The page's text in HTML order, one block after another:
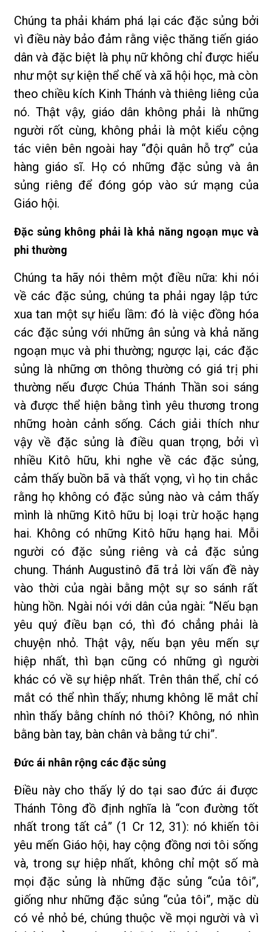
Chúng ta phải khám phá lại các đặc sủng bởi
vì điều này bảo đảm rằng việc thăng tiến giáo
dân và đặc biệt là phụ nữ không chỉ được hiểu
như một sự kiện thể chế và xã hội học, mà còn
theo chiều kích Kinh Thánh và thiêng liêng của
nó. Thật vậy, giáo dân không phải là những
người rốt cùng, không phải là một kiểu cộng
tác viên bên ngoài hay “đội quân hỗ trợ” của
hàng giáo sĩ. Họ có những đặc sủng và ân
sủng riêng để đóng góp vào sứ mạng của
Giáo hội.
Đặc sủng không phải là khả năng ngoạn mục và
phi thường
Chúng ta hãy nói thêm một điều nữa: khi nói
về các đặc sủng, chúng ta phải ngay lập tức
xua tan một sự hiểu lầm: đó là việc đồng hóa
các đặc sủng với những ân sủng và khả năng
ngoạn mục và phi thường; ngược lại, các đặc
sủng là những ơn thông thường có giá trị phi
thường nếu được Chúa Thánh Thần soi sáng
và được thể hiện bằng tình yêu thương trong
những hoàn cảnh sống. Cách giải thích như
vậy về đặc sủng là điều quan trọng, bởi vì
nhiều Kitô hữu, khi nghe về các đặc sủng,
cảm thấy buồn bã và thất vọng, vì họ tin chắc
rằng họ không có đặc sủng nào và cảm thấy
mình là những Kitô hữu bị loại trừ hoặc hạng
hai. Không có những Kitô hữu hạng hai. Mỗi
người có đặc sủng riêng và cả đặc sủng
chung. Thánh Augustinô đã trả lời vấn đề này
vào thời của ngài bằng một sự so sánh rất
hùng hồn. Ngài nói với dân của ngài: “Nếu bạn
yêu quý điều bạn có, thì đó chẳng phải là
chuyện nhỏ. Thật vậy, nếu bạn yêu mến sự
hiệp nhất, thì bạn cũng có những gì người
khác có về sự hiệp nhất. Trên thân thể, chỉ có
mắt có thể nhìn thấy; nhưng không lẽ mắt chỉ
nhìn thấy bằng chính nó thôi? Không, nó nhìn
bằng bàn tay, bàn chân và bằng tứ chi”.
Đức ái nhân rộng các đặc sủng
Điều này cho thấy lý do tại sao đức ái được
Thánh Tông đồ định nghĩa là “con đường tốt
nhất trong tất cả” (1 Cr 12, 31): nó khiến tôi
yêu mến Giáo hội, hay cộng đồng nơi tôi sống
và, trong sự hiệp nhất, không chỉ một số mà
mọi đặc sủng là những đặc sủng “của tôi”,
giống như những đặc sủng “của tôi”, mặc dù
có vẻ nhỏ bé, chúng thuộc về mọi người và vì